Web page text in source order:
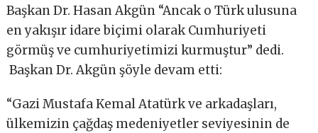
Başkan Dr. Hasan Akgün “Ancak o Türk ulusuna
en yakışır idare biçimi olarak Cumhuriyeti
görmüş ve cumhuriyetimizi kurmuştur” dedi.
Başkan Dr. Akgün şöyle devam etti:
“Gazi Mustafa Kemal Atatürk ve arkadaşları,
ülkemizin çağdaş medeniyetler seviyesinin de